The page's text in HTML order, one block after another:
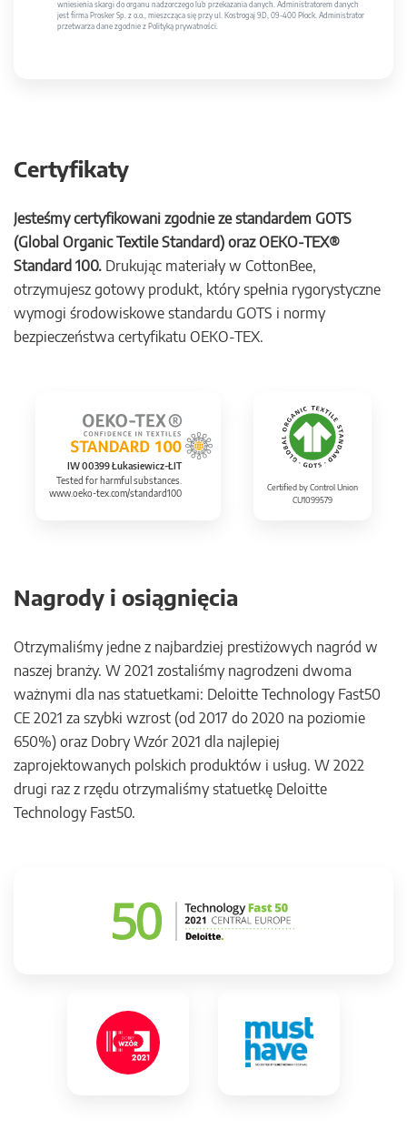
wniesienia skargi do organu nadzorczego lub przekazania danych. Administratorem danych
jest firma Prosker Sp. z o.o., mieszcząca się przy ul. Kostrogaj 9D, 09-400 Płock. Administrator
przetwarza dane zgodnie z Polityką prywatności.
Certyfikaty
Jesteśmy certyfikowani zgodnie ze standardem GOTS
(Global Organic Textile Standard) oraz OEKO-TEX®
Standard 100. Drukując materiały w CottonBee,
otrzymujesz gotowy produkt, który spełnia rygorystyczne
wymogi środowiskowe standardu GOTS i normy
bezpieczeństwa certyfikatu OEKO-TEX.
IW 00399 Łukasiewicz-ŁIT
Tested for harmful substances.
www.oeko-tex.com/standard100
Certified by Control Union
CU1099579
Nagrody i osiągnięcia
Otrzymaliśmy jedne z najbardziej prestiżowych nagród w
naszej branży. W 2021 zostaliśmy nagrodzeni dwoma
ważnymi dla nas statuetkami: Deloitte Technology Fast50
CE 2021 za szybki wzrost (od 2017 do 2020 na poziomie
650%) oraz Dobry Wzór 2021 dla najlepiej
zaprojektowanych polskich produktów i usług. W 2022
drugi raz z rzędu otrzymaliśmy statuetkę Deloitte
Technology Fast50.